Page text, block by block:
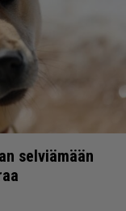
selviämään